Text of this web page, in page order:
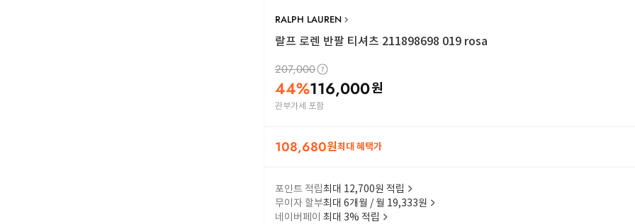
RALPH LAUREN
랄프 로렌 반팔 티셔츠 211898698 019 rosa
207,000
44%116,000원
관부가세 포함
108,680원최대 혜택가
포인트 적립최대 12,700원 적립
무이자 할부최대 6개월 / 월 19,333원
네이버페이 최대 3% 적립